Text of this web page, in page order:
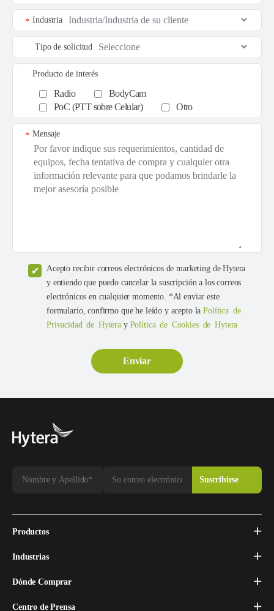
Industria
*
Tipo de solicitud
Producto de interés
Radio
BodyCam
PoC (PTT sobre Celular)
Otro
Mensaje
*
Acepto recibir correos electrónicos de marketing de Hytera
y entiendo que puedo cancelar la suscripción a los correos
electrónicos en cualquier momento. *Al enviar este
formulario, confirmo que he leído y acepto laPolítica de
Privacidad de Hytera y Política de Cookies de Hytera
Productos
Industrias
Dónde Comprar
Centro de Prensa